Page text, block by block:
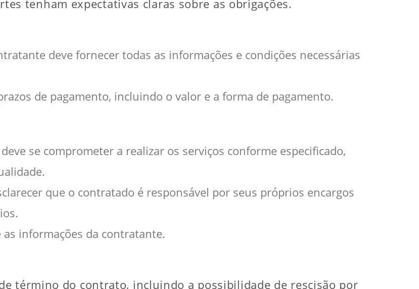
tenham expectativas claras sobre as obrigações.
deve fornecer todas as informações e condições necessárias
de pagamento, incluindo o valor e a forma de pagamento.
se comprometer a realizar os serviços conforme especificado,
que o contratado é responsável por seus próprios encargos
informações da contratante.
término do contrato, incluindo a possibilidade de rescisão por